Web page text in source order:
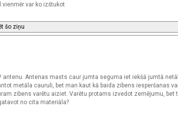
var ko izštukot
šo ziņu
Antenas masts caur jumta seguma iet iekšā jumtā
metāla cauruli, bet man kaut kā baida zibens iesperšanas
zibens varētu aiziet. Varētu protams izvedot zemējumu,
no cita materiāla?